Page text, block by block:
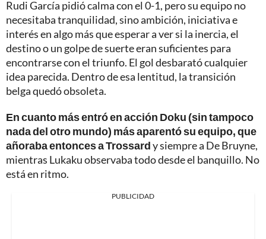
Rudi García pidió calma con el 0-1, pero su equipo no
necesitaba tranquilidad, sino ambición, iniciativa e
interés en algo más que esperar a ver si la inercia, el
destino o un golpe de suerte eran suficientes para
encontrarse con el triunfo. El gol desbarató cualquier
idea parecida. Dentro de esa lentitud, la transición
belga quedó obsoleta.
En cuanto más entró en acción Doku (sin tampoco
nada del otro mundo) más aparentó su equipo, que
añoraba entonces a Trossardy siempre a De Bruyne,
mientras Lukaku observaba todo desde el banquillo. No
está en ritmo.
PUBLICIDAD